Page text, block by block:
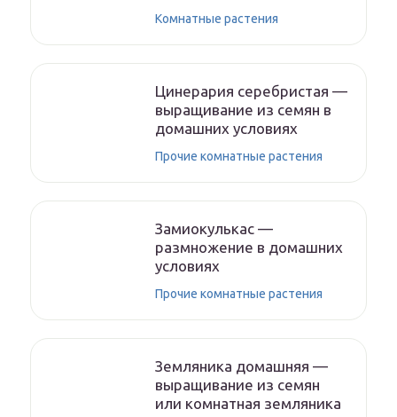
Комнатные растения
Цинерария серебристая —
выращивание из семян в
домашних условиях
Прочие комнатные растения
Замиокулькас —
размножение в домашних
условиях
Прочие комнатные растения
Земляника домашняя —
выращивание из семян
или комнатная земляника